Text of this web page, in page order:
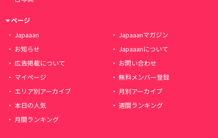
ページ
Japaaan
Japaaanマガジン
お知らせ
Japaaanについて
広告掲載について
お問い合わせ
マイページ
無料メンバー登録
エリア別アーカイブ
月別アーカイブ
本日の人気
週間ランキング
月間ランキング